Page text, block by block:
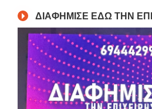
ΔΙΑΦΗΜΙΣΕ ΕΔΩ ΤΗΝ